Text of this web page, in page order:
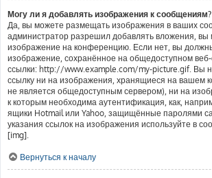
Могу ли я добавлять изображения к сообщениям?
Да, вы можете размещать изображения в ваших
администратор разрешил добавлять вложения, вы
изображение на конференцию. Если нет, вы
изображение, сохранённое на общедоступном
ссылки: http://www.example.com/my-picture.gif. Вы
ссылку ни на изображения, хранящиеся на вашем
не является общедоступным сервером), ни на
к которым необходима аутентификация, как,
ящики Hotmail или Yahoo, защищённые паролями
указания ссылок на изображения используйте в
[img].
Вернуться к началу